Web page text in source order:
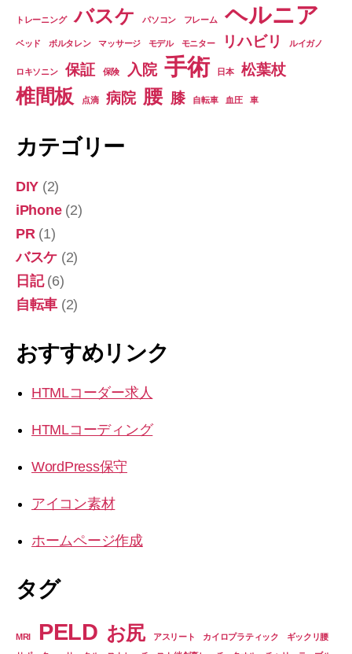
トレーニング バスケ パソコン フレーム ヘルニア
ベッド ボルタレン マッサージ モデル モニター リハビリ ルイガノ
ロキソニン 保証 保険 入院 手術 日本 松葉杖
椎間板 点滴 病院 腰 膝 自転車 血圧 車
カテゴリー
DIY (2)
iPhone(2)
PR (1)
バスケ (2)
日記(6)
自転車 (2)
おすすめリンク
HTMLコーダー求人
HTMLコーディング
WordPress保守
アイコン素材
ホームページ作成
タグ
MRI PELD お尻 アスリート カイロプラティック
ギックリ腰